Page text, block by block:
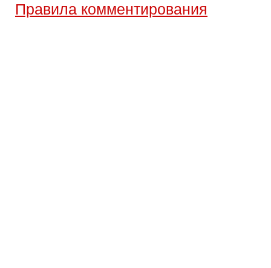
Правила комментирования